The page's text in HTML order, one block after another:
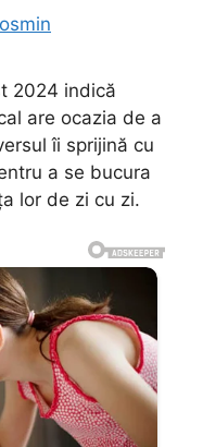
2024 indică
are ocazia de a
îi sprijină cu
a se bucura
lor de zi cu zi.